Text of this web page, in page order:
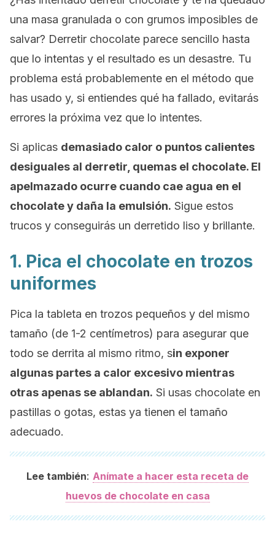
una masa granulada o con grumos imposibles de
salvar? Derretir chocolate parece sencillo hasta
que lo intentas y el resultado es un desastre. Tu
problema está probablemente en el método que
has usado y, si entiendes qué ha fallado, evitarás
errores la próxima vez que lo intentes.
Si aplicas demasiado calor o puntos calientes
desiguales al derretir, quemas el chocolate. El
apelmazado ocurre cuando cae agua en el
chocolate y daña la emulsión. Sigue estos
trucos y conseguirás un derretido liso y brillante.
1. Pica el chocolate en trozos
uniformes
Pica la tableta en trozos pequeños y del mismo
tamaño (de 1-2 centímetros) para asegurar que
todo se derrita al mismo ritmo, sin exponer
algunas partes a calor excesivo mientras
otras apenas se ablandan. Si usas chocolate en
pastillas o gotas, estas ya tienen el tamaño
adecuado.
Lee también: Anímate a hacer esta receta de
huevos de chocolate en casa